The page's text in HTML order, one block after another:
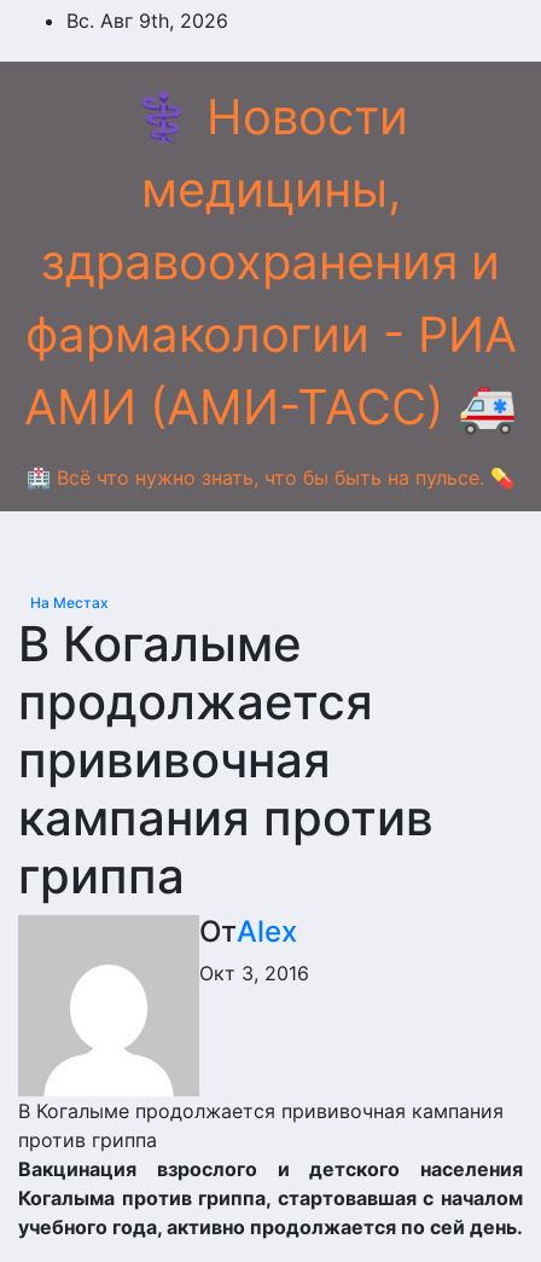
ПерейтиВс. Авг 9th, 2026
⚕️ Новости
медицины,
здравоохранения и
фармакологии - РИА
АМИ (АМИ-ТАСС) 🚑
🏥 Всё что нужно знать, что бы быть на пульсе. 💊
На Местах
В Когалыме
продолжается
прививочная
кампания против
гриппа
ОтAlex
Окт 3, 2016
В Когалыме продолжается прививочная кампания
против гриппа
Вакцинация взрослого и детского населения
Когалыма против гриппа, стартовавшая с началом
учебного года, активно продолжается по сей день.